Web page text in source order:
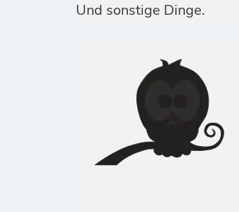
Und sonstige Dinge.